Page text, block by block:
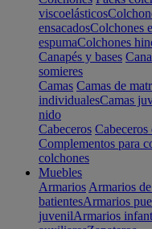
viscoelásticos
ensacadosColchones
espumaColchones
Canapés y bases
somieres
Camas Camas de
individualesCamas
nido
Cabeceros
Complementos para
colchones
Muebles
Armarios Armarios
batientesArmarios
juvenilArmarios